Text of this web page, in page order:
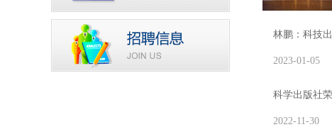
林鹏：科技
2023-01-05
科学出版社
2022-11-30